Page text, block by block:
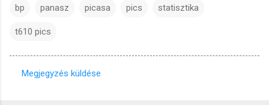
bp panasz picasa pics statisztika
t610 pics
Megjegyzés küldése